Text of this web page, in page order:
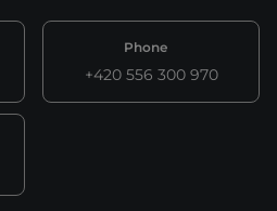
Phone
+420 556 300 970